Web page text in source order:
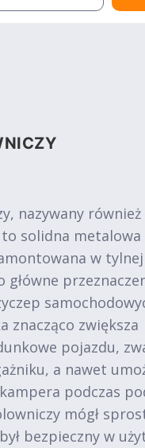
nazywany
solidna metalowa
w tylnej
główne
znacząco zwiększa
pojazdu,
a nawet
podczas
mógł
bezpieczny w